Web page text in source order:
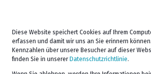
Diese Website speichert Cookies auf Ihrem
erfassen und damit wir uns an Sie erinnern
Kennzahlen über unsere Besucher auf dieser
finden Sie in unserer Datenschutzrichtlinie.